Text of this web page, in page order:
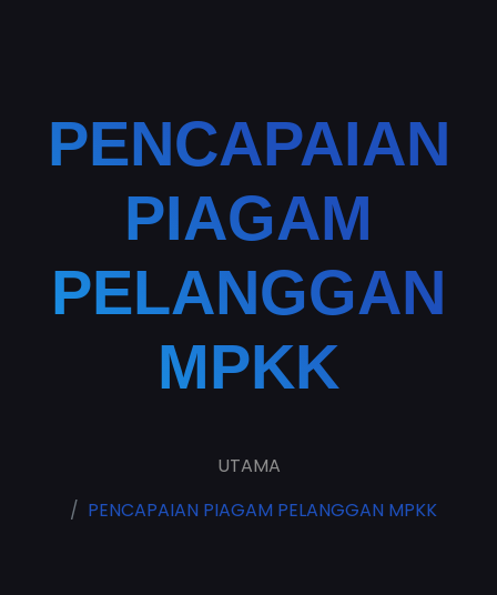
PENCAPAIAN
PIAGAM
PELANGGAN
MPKK
UTAMA
PENCAPAIAN PIAGAM PELANGGAN MPKK